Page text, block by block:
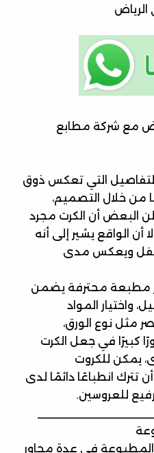
مع شركة مطابع
التي تعكس ذوق
من خلال التصميم،
البعض أن الكرت مجرد
أن الواقع يشير إلى أنه
ويعكس مدى
مطبعة محترفة يضمن
واختيار المواد
مثل نوع الورق،
كبيرًا في جعل الكرت
يمكن للكروت
تترك انطباعًا دائمًا لدى
للعروسين.
المطبوعة في عدة محاور